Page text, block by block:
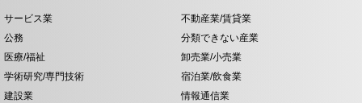
サービス業
不動産業/賃貸業
公務
分類できない産業
医療/福祉
卸売業/小売業
学術研究/専門技術
宿泊業/飲食業
建設業
情報通信業